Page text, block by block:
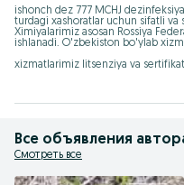
Таракан
Муха
Муха
Блоха
Чвин
Кана
ishonch dez 777 MCHJ
turdagi xashoratlar uchun sifatli
Ximiyalarimiz asosan Rossiya
ishlanadi. O'zbekiston bo'ylab
xizmatlarimiz litsenziya va
Все объявления
Смотреть все